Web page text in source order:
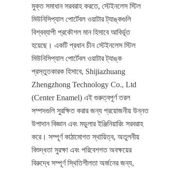
মুক্ত সমাধান সরবরাহ করতে, স্টেইনলেস স্টিল
মিউনিসিপ্যাল পোর্টেবল ওয়াটার ট্যাঙ্কগুলি
বিশ্বব্যাপী প্রকৌশল মান হিসাবে আবির্ভূত
হয়েছে। একটি প্রধান চীন স্টেইনলেস স্টিল
মিউনিসিপ্যাল পোর্টেবল ওয়াটার ট্যাঙ্ক
প্রস্তুতকারক হিসাবে, Shijiazhuang
Zhengzhong Technology Co., Ltd
(Center Enamel) এই গুরুত্বপূর্ণ তরল
সম্পদগুলি সুরক্ষিত করার জন্য প্রয়োজনীয় উন্নত
উপাদান বিজ্ঞান এবং মডুলার ইঞ্জিনিয়ারিং সরবরাহ
করে। সম্পূর্ণ কাঠামোগত স্থায়িত্ব, অতুলনীয়
বিশুদ্ধতা সুরক্ষা এবং পরিবেশগত অবক্ষয়ের
বিরুদ্ধে সম্পূর্ণ স্থিতিশীলতা অর্জনের জন্য,